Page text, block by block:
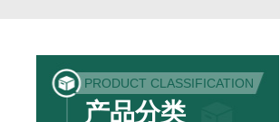
PRODUCT CLASSIFICATION
产品分类